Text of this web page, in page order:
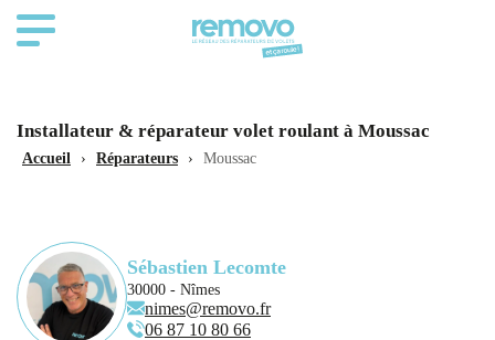
Installateur & réparateur volet roulant à Moussac
Accueil › Réparateurs › Moussac
Sébastien Lecomte
30000 - Nîmes
nimes@removo.fr
06 87 10 80 66